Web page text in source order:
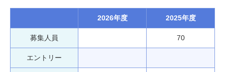
2026年度 2025年度
募集人員 70
エントリー